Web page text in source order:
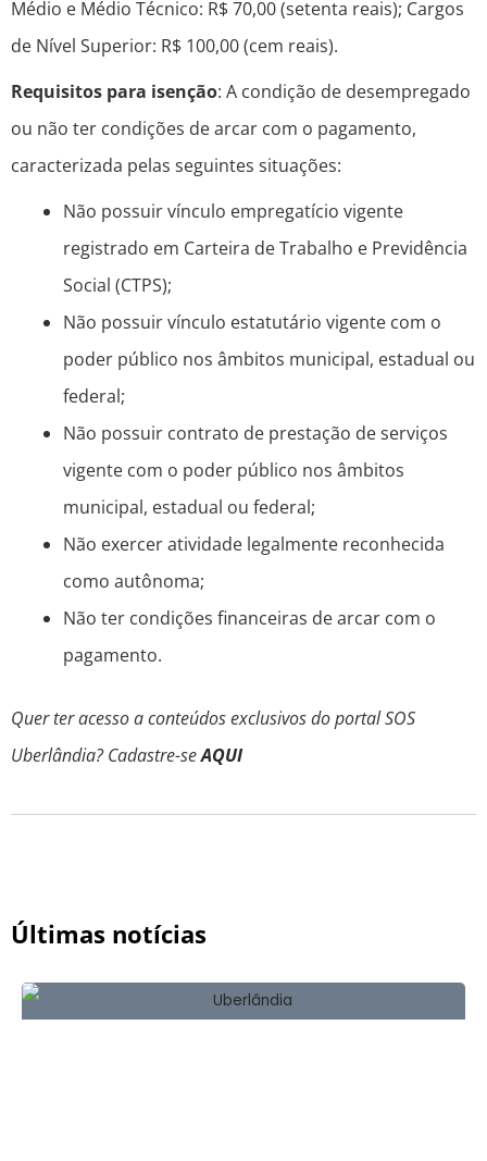
Médio e Médio Técnico: R$ 70,00 (setenta reais); Cargos
de Nível Superior: R$ 100,00 (cem reais).
Requisitos para isenção: A condição de desempregado
ou não ter condições de arcar com o pagamento,
caracterizada pelas seguintes situações:
Não possuir vínculo empregatício vigente
registrado em Carteira de Trabalho e Previdência
Social (CTPS);
Não possuir vínculo estatutário vigente com o
poder público nos âmbitos municipal, estadual ou
federal;
Não possuir contrato de prestação de serviços
vigente com o poder público nos âmbitos
municipal, estadual ou federal;
Não exercer atividade legalmente reconhecida
como autônoma;
Não ter condições financeiras de arcar com o
pagamento.
Quer ter acesso a conteúdos exclusivos do portal SOS
Uberlândia? Cadastre-seAQUI
Últimas notícias